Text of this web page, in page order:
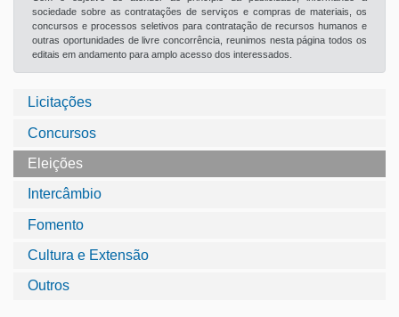
Licitações
Concursos
Eleições
Intercâmbio
Fomento
Cultura e Extensão
Outros
sociedade sobre as contratações de serviços e compras de materiais, os
concursos e processos seletivos para contratação de recursos humanos e
outras oportunidades de livre concorrência, reunimos nesta página todos os
editais em andamento para amplo acesso dos interessados.